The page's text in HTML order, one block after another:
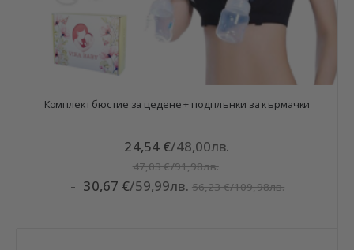
Комплект бюстие за цедене + подплънки за кърмачки
24,54 €/48,00лв.
47,03 €/91,98лв.
30,67 €/59,99лв. 56,23 €/109,98лв.